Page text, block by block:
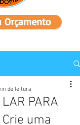
Orçamento
PARA
Crie uma
de leitura